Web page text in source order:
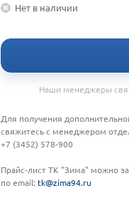
Нет в наличии
Наши менеджеры
Для получения
свяжитесь с менеджером
+7 (3452) 578-900
Прайс-лист ТК "Зима" можно
по email: tk@zima94.ru